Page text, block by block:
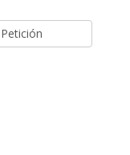
Petición